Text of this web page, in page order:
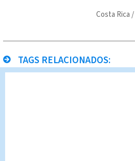
Costa Rica /
TAGS RELACIONADOS:
Queda prohibida la
autorizada constituye una